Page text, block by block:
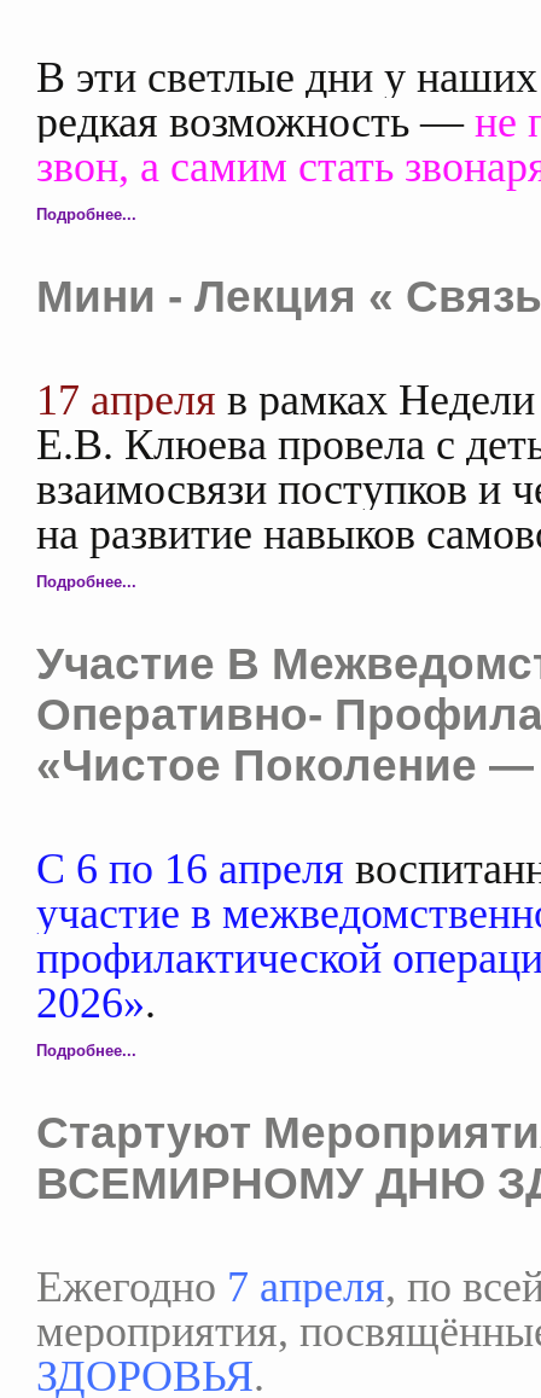
В эти светлые дни у
редкая возможность — не
звон, а самим стать
Подробнее...
Мини - Лекция «
17 апреля в рамках
Е.В. Клюева провела с
взаимосвязи поступков и
на развитие навыков
Подробнее...
Участие В
Оперативно-
«Чистое Поколение —
С 6 по 16 апреля
участие в
профилактической
2026».
Подробнее...
Cтартуют
ВСЕМИРНОМУ ДНЮ
Ежегодно 7 апреля, по
мероприятия,
ЗДОРОВЬЯ.